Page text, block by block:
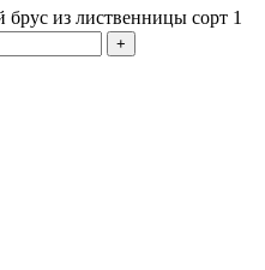
брус из лиственницы сорт 1